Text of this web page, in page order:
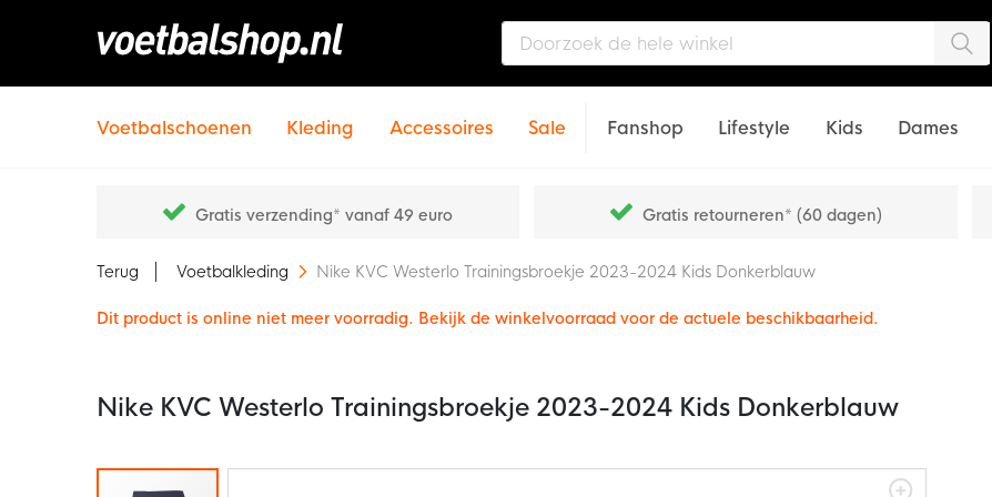
Voetbalschoenen Kleding Accessoires Sale Fanshop Lifestyle Kids Dames
Gratis verzending* vanaf 49 euro Gratis retourneren* (60 dagen)
Terug Voetbalkleding Nike KVC Westerlo Trainingsbroekje 2023-2024 Kids Donkerblauw
Dit product is online niet meer voorradig. Bekijk de winkelvoorraad voor de actuele beschikbaarheid.
Nike KVC Westerlo Trainingsbroekje 2023-2024 Kids Donkerblauw
Ga